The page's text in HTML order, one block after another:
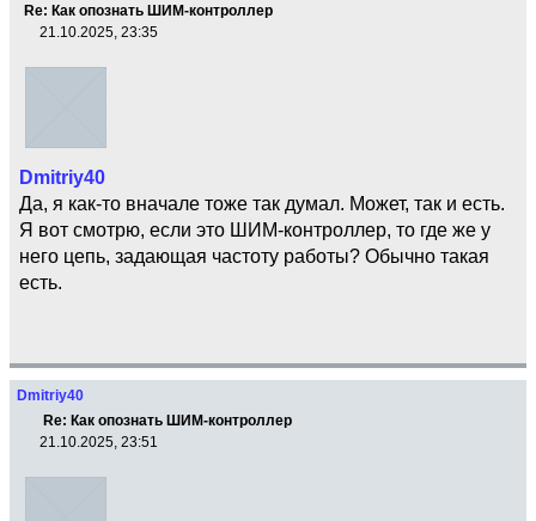
Re: Как опознать ШИМ-контроллер
21.10.2025, 23:35
Dmitriy40
Да, я как-то вначале тоже так думал. Может, так и есть.
Я вот смотрю, если это ШИМ-контроллер, то где же у
него цепь, задающая частоту работы? Обычно такая
есть.
Dmitriy40
Re: Как опознать ШИМ-контроллер
21.10.2025, 23:51